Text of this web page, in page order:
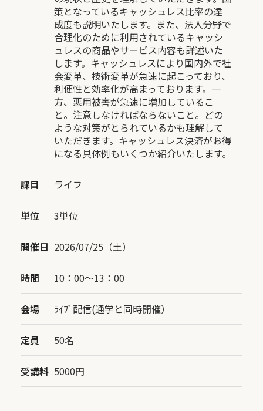
策となっているキャッシュレス比率の達
成度も説明いたします。また、法人分野で
合理化のために利用されているキャッシ
ュレスの商品やサービス内容も詳述いた
します。キャッシュレスにより国内外で社
会変革、技術変革が急速に起こっており、
利便性と効率化が高まっております。一
方、悪用被害が急速に増加しているこ
と。注意しなければならないこと。どの
ような対策がとられているかも理解して
いただきます。キャッシュレス決済がお得
になる具体例もいくつか紹介いたします。
課目 ライフ
単位 3単位
開催日 2026/07/25（土）
時間 10：00〜13：00
会場 ﾗｲﾌﾞ配信(通学と同時開催）
定員 50名
受講料 5000円